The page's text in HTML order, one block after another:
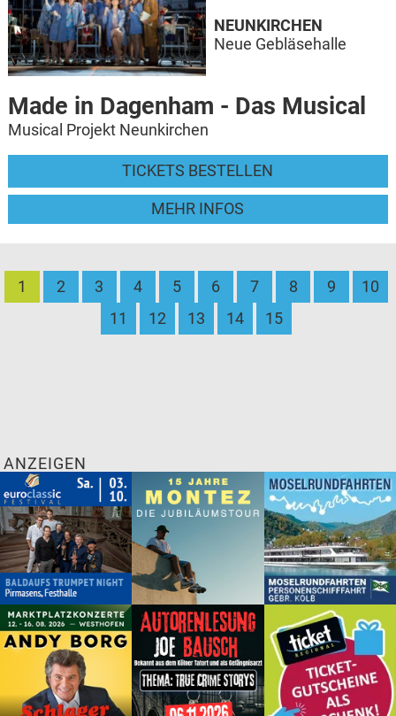
Made in Dagenham - Das Musical
Musical Projekt Neunkirchen
TICKETS BESTELLEN
MEHR INFOS
NEUNKIRCHEN
Neue Gebläsehalle
1 2 3 4 5 6 7 8 9
10
11
12 13 14 15
ANZEIGEN